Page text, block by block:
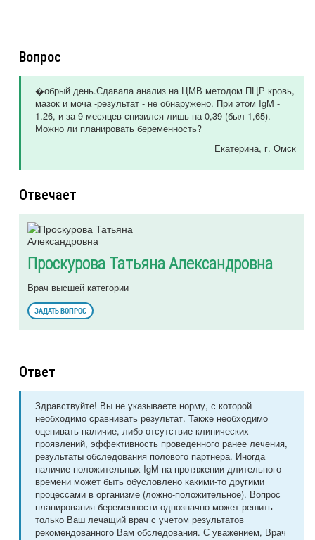
Вопрос
�обрый день.Сдавала анализ на ЦМВ методом ПЦР кровь,
мазок и моча -результат - не обнаружено. При этом IgM -
1.26, и за 9 месяцев снизился лишь на 0,39 (был 1,65).
Можно ли планировать беременность?
Екатерина, г. Омск
Отвечает
Проскурова Татьяна Александровна
Врач высшей категории
ЗАДАТЬ ВОПРОС
Ответ
Здравствуйте! Вы не указываете норму, с которой
необходимо сравнивать результат. Также необходимо
оценивать наличие, либо отсутствие клинических
проявлений, эффективность проведенного ранее лечения,
результаты обследования полового партнера. Иногда
наличие положительных IgM на протяжении длительного
времени может быть обусловлено какими-то другими
процессами в организме (ложно-положительное). Вопрос
планирования беременности однозначно может решить
только Ваш лечащий врач с учетом результатов
рекомендованного Вам обследования. С уважением, Врач